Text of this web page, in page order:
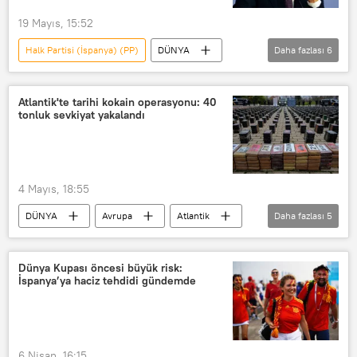
19 Mayıs, 15:52
Halk Partisi (İspanya) (PP)
DÜNYA
Jose Luis Rodriguez Zapatero
Francisco Franco
Yolsuzluk
İspanya
Daha fazlası 6
Atlantik'te tarihi kokain operasyonu: 40
tonluk sevkiyat yakalandı
4 Mayıs, 18:55
DÜNYA Avrupa
Atlantik
Kanarya Adaları
Sierra Leone
Guardia Civil
Uyuşturucu
İspanya
Daha fazlası 5
Dünya Kupası öncesi büyük risk:
İspanya’ya haciz tehdidi gündemde